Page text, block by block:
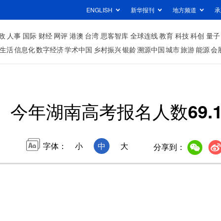
ENGLISH 新华报刊 地方频道
人事 国际 财经 网评 港澳 台湾 思客智库 全球连线教育 科技科创 量子
活信息化数字经济学术中国 乡村振兴银龄溯源中国城市旅游能源会
今年湖南高考报名人数
字体： 小 中 大 分享到：